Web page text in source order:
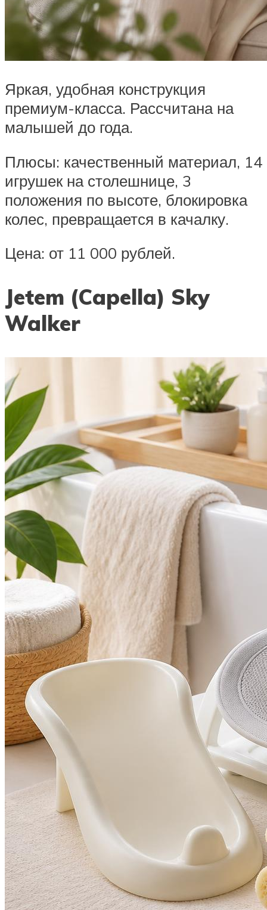
Яркая, удобная конструкция
премиум-класса. Рассчитана на
малышей до года.
Плюсы: качественный материал, 14
игрушек на столешнице, 3
положения по высоте, блокировка
колес, превращается в качалку.
Цена: от 11 000 рублей.
Jetem (Capella) Sky
Walker